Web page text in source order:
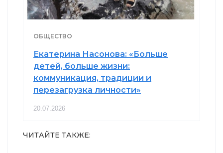
ОБЩЕСТВО
Екатерина Насонова: «Больше
детей, больше жизни:
коммуникация, традиции и
перезагрузка личности»
20.07.2026
ЧИТАЙТЕ ТАКЖЕ: